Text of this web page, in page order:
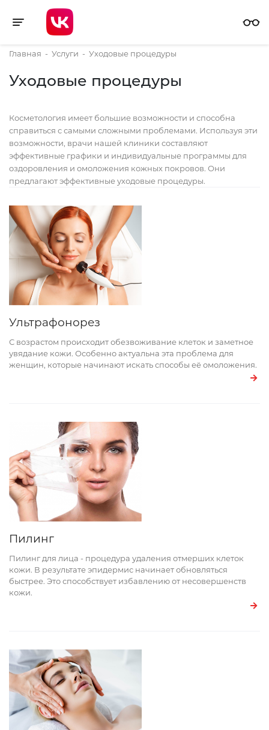
Toggle navigation
Главная - Услуги - Уходовые процедуры
Уходовые процедуры
Косметология имеет большие возможности и способна
справиться с самыми сложными проблемами. Используя эти
возможности, врачи нашей клиники составляют
эффективные графики и индивидуальные программы для
оздоровления и омоложения кожных покровов. Они
предлагают эффективные уходовые процедуры.
Ультрафонорез
С возрастом происходит обезвоживание клеток и заметное
увядание кожи. Особенно актуальна эта проблема для
женщин, которые начинают искать способы её омоложения.
Пилинг
Пилинг для лица - процедура удаления отмерших клеток
кожи. В результате эпидермис начинает обновляться
быстрее. Это способствует избавлению от несовершенств
кожи.